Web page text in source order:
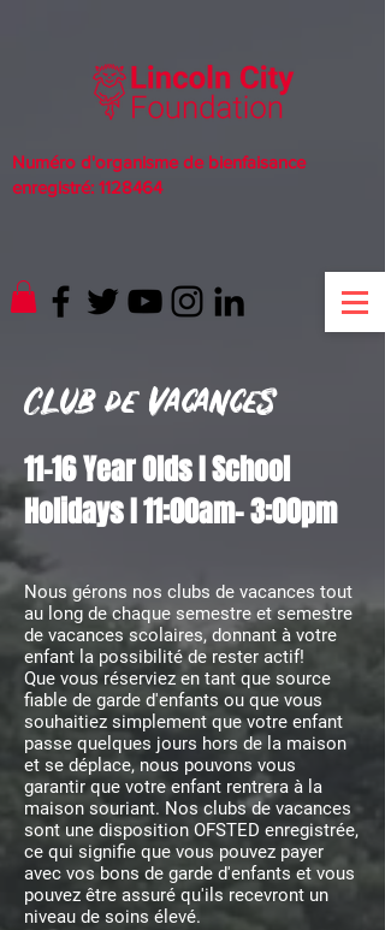
Numéro d'organisme de bienfaisance
enregistré: 1128464
Club de vacances
11-16 Year Olds I School
Holidays I 11:00am- 3:00pm
Nous gérons nos clubs de vacances tout
au long de chaque semestre et semestre
de vacances scolaires, donnant à votre
enfant la possibilité de rester actif!
Que vous réserviez en tant que source
fiable de garde d'enfants ou que vous
souhaitiez simplement que votre enfant
passe quelques jours hors de la maison
et se déplace, nous pouvons vous
garantir que votre enfant rentrera à la
maison souriant. Nos clubs de vacances
sont une disposition OFSTED enregistrée,
ce qui signifie que vous pouvez payer
avec vos bons de garde d'enfants et vous
pouvez être assuré qu'ils recevront un
niveau de soins élevé.